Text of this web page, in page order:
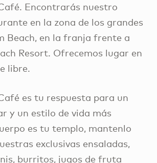
Encontrarás nuestro
en la zona de los grandes
Beach, en la franja frente a
Resort. Ofrecemos lugar en
libre.
es tu respuesta para un
y un estilo de vida más
es tu templo, mantenlo
exclusivas ensaladas,
burritos, jugos de fruta